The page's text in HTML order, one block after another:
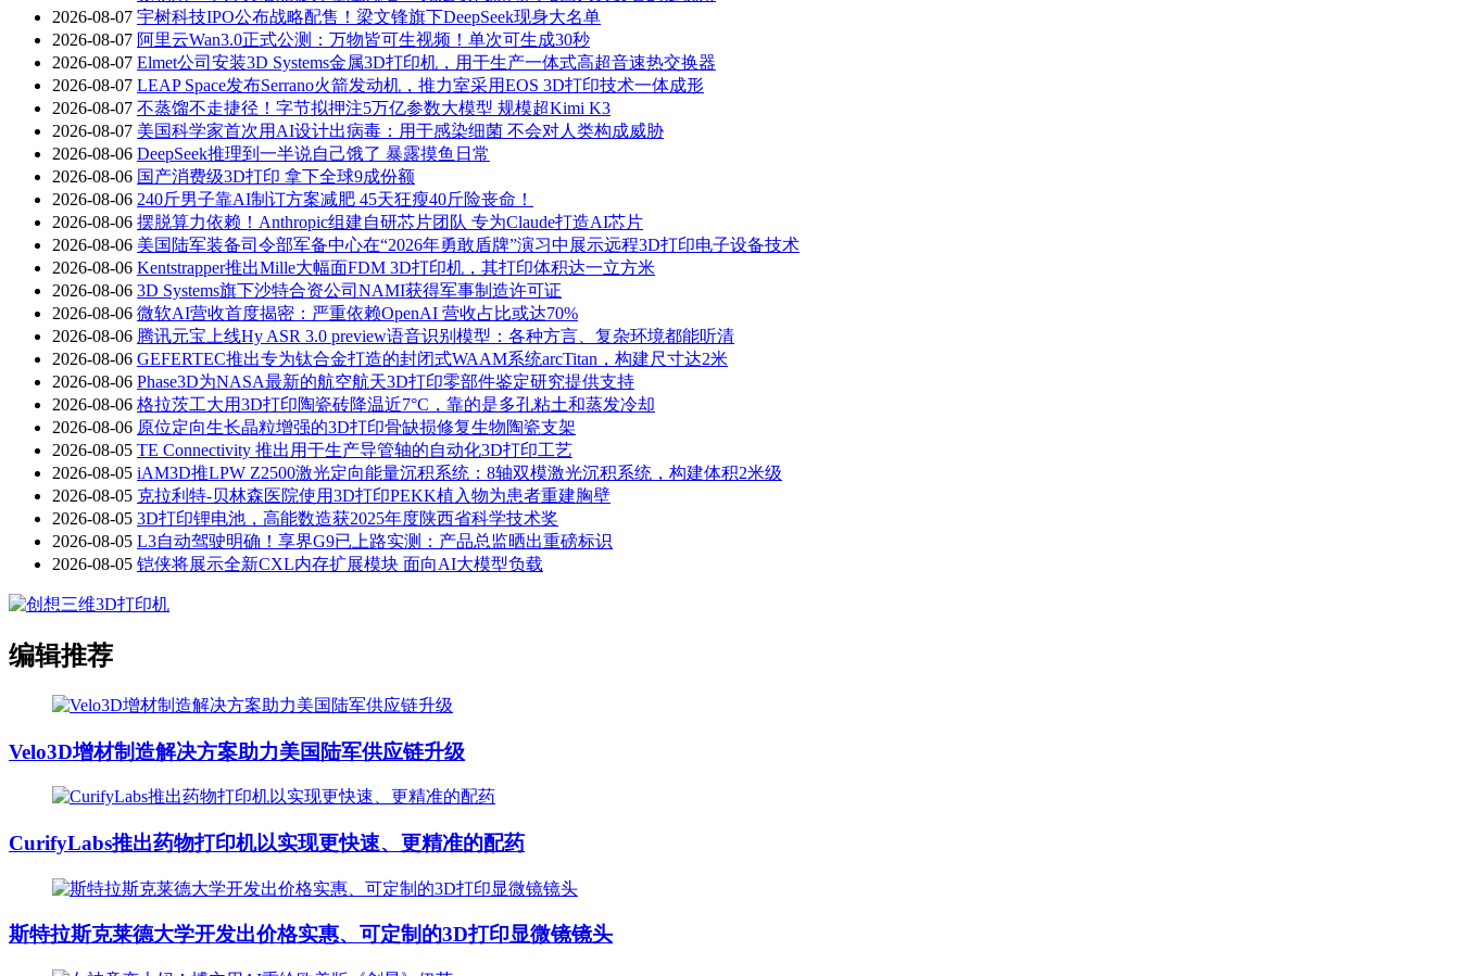
2026-08-07 宇树科技IPO公布战略配售！梁文锋旗下DeepSeek现身大名单
2026-08-07 阿里云Wan3.0正式公测：万物皆可生视频！单次可生成30秒
2026-08-07 Elmet公司安装3D Systems金属3D打印机，用于生产一体式高超音速热交换器
2026-08-07 LEAP Space发布Serrano火箭发动机，推力室采用EOS 3D打印技术一体成形
2026-08-07 不蒸馏不走捷径！字节拟押注5万亿参数大模型 规模超Kimi K3
2026-08-07 美国科学家首次用AI设计出病毒：用于感染细菌 不会对人类构成威胁
2026-08-06 DeepSeek推理到一半说自己饿了 暴露摸鱼日常
2026-08-06 国产消费级3D打印 拿下全球9成份额
2026-08-06 240斤男子靠AI制订方案减肥 45天狂瘦40斤险丧命！
2026-08-06 摆脱算力依赖！Anthropic组建自研芯片团队 专为Claude打造AI芯片
2026-08-06 美国陆军装备司令部军备中心在“2026年勇敢盾牌”演习中展示远程3D打印电子设备技术
2026-08-06 Kentstrapper推出Mille大幅面FDM 3D打印机，其打印体积达一立方米
2026-08-06 3D Systems旗下沙特合资公司NAMI获得军事制造许可证
2026-08-06 微软AI营收首度揭密：严重依赖OpenAI 营收占比或达70%
2026-08-06 腾讯元宝上线Hy ASR 3.0 preview语音识别模型：各种方言、复杂环境都能听清
2026-08-06 GEFERTEC推出专为钛合金打造的封闭式WAAM系统arcTitan，构建尺寸达2米
2026-08-06 Phase3D为NASA最新的航空航天3D打印零部件鉴定研究提供支持
2026-08-06 格拉茨工大用3D打印陶瓷砖降温近7°C，靠的是多孔粘土和蒸发冷却
2026-08-06 原位定向生长晶粒增强的3D打印骨缺损修复生物陶瓷支架
2026-08-05 TE Connectivity 推出用于生产导管轴的自动化3D打印工艺
2026-08-05 iAM3D推LPW Z2500激光定向能量沉积系统：8轴双模激光沉积系统，构建体积2米级
2026-08-05 克拉利特-贝林森医院使用3D打印PEKK植入物为患者重建胸壁
2026-08-05 3D打印锂电池，高能数造获2025年度陕西省科学技术奖
2026-08-05 L3自动驾驶明确！享界G9已上路实测：产品总监晒出重磅标识
2026-08-05 铠侠将展示全新CXL内存扩展模块 面向AI大模型负载
编辑推荐
Velo3D增材制造解决方案助力美国陆军供应链升级
CurifyLabs推出药物打印机以实现更快速、更精准的配药
斯特拉斯克莱德大学开发出价格实惠、可定制的3D打印显微镜镜头